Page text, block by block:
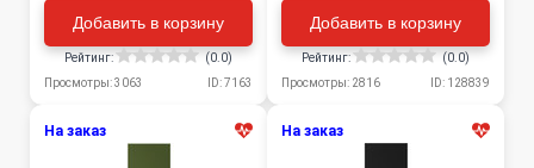
Добавить в корзину
Рейтинг:
(0.0)
Просмотры: 3063
ID: 7163
Добавить в корзину
Рейтинг:
(0.0)
Просмотры: 2816
ID: 128839
На заказ На заказ